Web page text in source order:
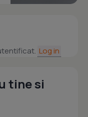
Log in
tine si